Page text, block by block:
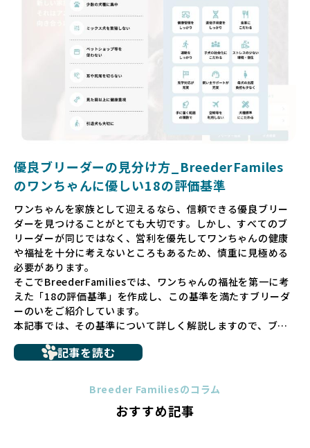
だからこそ、私たちは正しい情報と安心して選べる場所を提
供すべきだと考えています。BreederFamiliesでは、ワンち
ゃんを家族のように愛する「優良ブリーダー」のみを独自の
厳しい基準で厳選し、その評価基準や評価結果をオープンに
しています。これにより、消費者の皆様が安心して子犬やブ
リーダーを選べる環境を整えています。
そして、消費者の皆様が正しい情報をもとに優良ブリーダー
を求めることで、ワンちゃんを家族のように愛する優良ブリ
ーダーが増え、営利優先の「悪徳ブリーダー」が自然と淘汰
される社会を目指しています。目の前の子犬だけでなく、親
ゃんに優しい世界を築いていきたいと考えています。
長するための環境が十分に整っていない場合が多く、販売ま
での間に過密な環境や長距離移動のストレスを受けることが
少なくありません。このような環境は、健康リスクや社会性
の問題につながりやすく、ワンちゃんにとっても望ましいと
は言えません。
こうした背景から、BreederFamiliesはペットショップを介
さない直接販売を採用するとともに、ペットオークションや
ペットショップを利用するブリーダーの掲載も行ってしませ
ん。
ペットショップを避けた方がいい理由の詳細はこちら
法令レベルの最低基準にとどまっていることが問題です。こ
ものに過ぎず、ワンちゃんの心身の福祉やブリーダーの責任
優良ブリーダーの見分け方_BreederFamiles
のワンちゃんに優しい18の評価基準
ワンちゃんを家族として迎えるなら、信頼できる優良ブリー
ダーを見つけることがとても大切です。しかし、すべてのブ
リーダーが同じではなく、営利を優先してワンちゃんの健康
や福祉を十分に考えないところもあるため、慎重に見極める
必要があります。
そこでBreederFamiliesでは、ワンちゃんの福祉を第一に考
えた「18の評価基準」を作成し、この基準を満たすブリーダ
ーのいをご紹介しています。
本記事では、その基準について詳しく解説しますので、ブリ
に断尾（しっぽを切る）や断耳（耳を切る）が行われている
ことがあります。
これは痛みを伴う処置で、ワンちゃんの身体的な負担が大き
記事を読む
Breeder Familiesのコラム
おすすめ記事